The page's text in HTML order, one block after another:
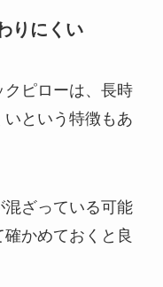
りにくい
ピローは、長時
という特徴もあ
混ざっている可能
かめておくと良